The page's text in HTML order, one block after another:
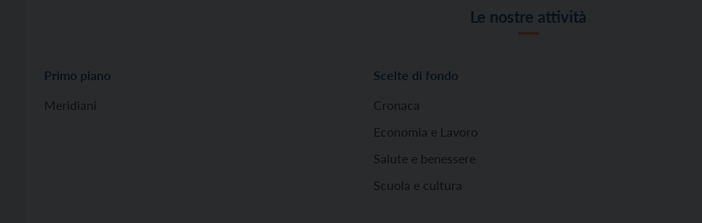
Le nostre attività
Primo piano
Meridiani
Scelte di fondo
Cronaca
Economia e Lavoro
Salute e benessere
Scuola e cultura